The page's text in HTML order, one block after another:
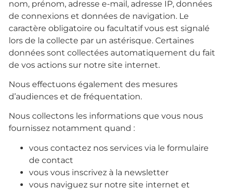
nom, prénom, adresse e-mail, adresse IP, données
de connexions et données de navigation. Le
caractère obligatoire ou facultatif vous est signalé
lors de la collecte par un astérisque. Certaines
données sont collectées automatiquement du fait
de vos actions sur notre site internet.
Nous effectuons également des mesures
d’audiences et de fréquentation.
Nous collectons les informations que vous nous
fournissez notamment quand :
vous contactez nos services via le formulaire
de contact
vous vous inscrivez à la newsletter
vous naviguez sur notre site internet et